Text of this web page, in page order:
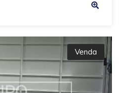
Venda